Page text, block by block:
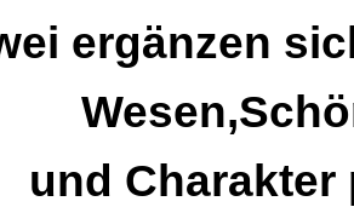
ergänzen
und Charakter